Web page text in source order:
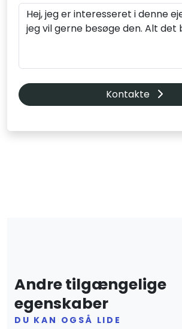
Kontakte
Andre tilgængelige
egenskaber
DU KAN OGSÅ LIDE